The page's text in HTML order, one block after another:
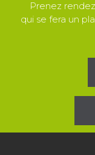
Prenez
qui se fera un